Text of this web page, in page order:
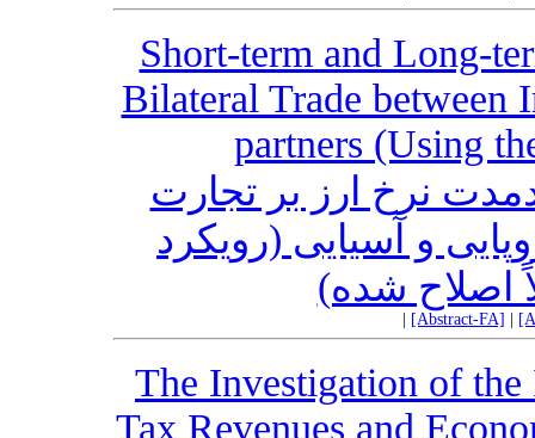
Short-term and Long-
Bilateral Trade between
partners (Using
نرخ ارز بر تجارت
و آسیایی (رویکرد
اصلاح شده)
[Abstract-FA]
The Investigation of
Tax Revenues and